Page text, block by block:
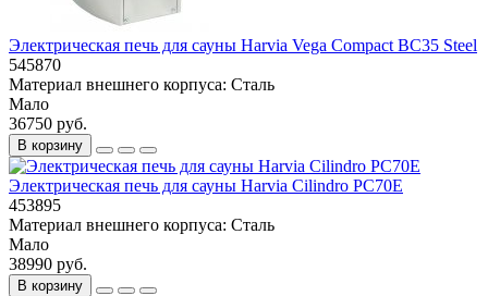
Электрическая печь для сауны Harvia Vega Compact BC35 Steel
545870
Материал внешнего корпуса: Сталь
Мало
36750 руб.
В корзину
Электрическая печь для сауны Harvia Cilindro PC70E
453895
Материал внешнего корпуса: Сталь
Мало
38990 руб.
В корзину